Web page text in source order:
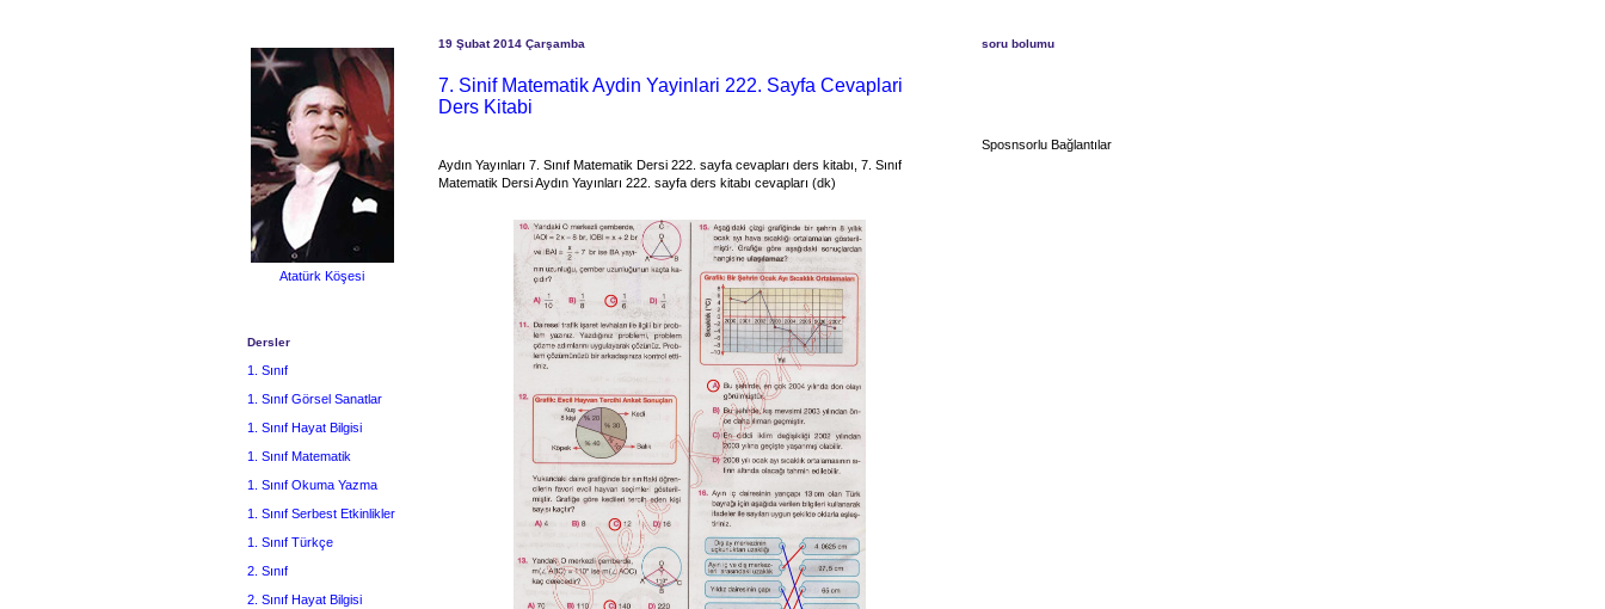
19 Şubat 2014 Çarşamba
7. Sinif Matematik Aydin Yayinlari 222. Sayfa Cevaplari
Ders Kitabi
Aydın Yayınları 7. Sınıf Matematik Dersi 222. sayfa cevapları ders kitabı, 7. Sınıf
Matematik Dersi Aydın Yayınları 222. sayfa ders kitabı cevapları (dk)
Atatürk Köşesi
Dersler
1. Sınıf
1. Sınıf Görsel Sanatlar
1. Sınıf Hayat Bilgisi
1. Sınıf Matematik
1. Sınıf Okuma Yazma
1. Sınıf Serbest Etkinlikler
1. Sınıf Türkçe
2. Sınıf
2. Sınıf Hayat Bilgisi
soru bolumu
Sposnsorlu Bağlantılar